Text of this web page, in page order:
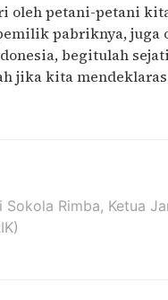
oleh petani-petani
pabriknya, juga
begitulah
jika kita
Rimba, Ketua